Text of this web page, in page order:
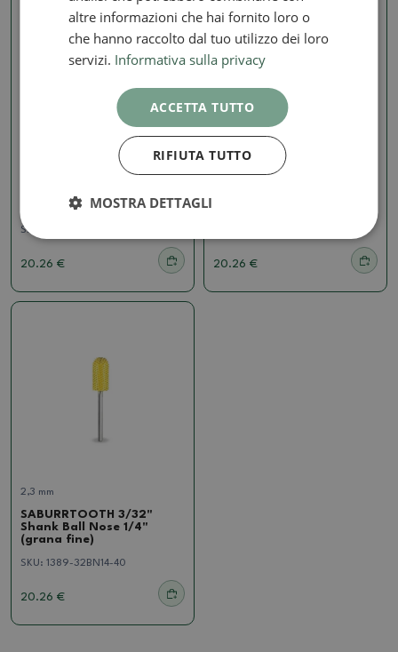
Gambo Bud 1/4" (grana
SKU:
20.26 €
2,3 mm
20.26 €
2,3 mm
SABURRTOOTH 3/32"
Shank Ball Nose 1/4"
(grana fine)
SKU: 1389-32BN14-40
20.26 €
altre informazioni che hai fornito loro o
che hanno raccolto dal tuo utilizzo dei loro
servizi. Informativa sulla privacy
ACCETTA TUTTO
RIFIUTA TUTTO
MOSTRA DETTAGLI